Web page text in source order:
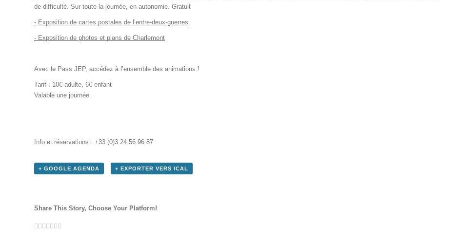
de difficulté. Sur toute la journée, en autonomie. Gratuit
- Exposition de cartes postales de l’entre-deux-guerres
- Exposition de photos et plans de Charlemont
Avec le Pass JEP, accédez à l’ensemble des animations !
Tarif : 10€ adulte, 6€ enfant
Valable une journée.
Info et réservations : +33 (0)3 24 56 96 87
+ GOOGLE AGENDA + EXPORTER VERS ICAL
Share This Story, Choose Your Platform!
Facebook
Twitter
Linkedin
Reddit
Tumblr
Google+
Pinterest
Vk